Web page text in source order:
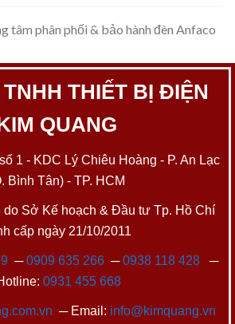
tâm phân phối & bảo hành đèn Anfaco
THIẾT BỊ ĐIỆN
QUANG
1 - KDC Lý Chiêu Hoàng - P. An Lạc
Bình Tân) - TP. HCM
do Sở Kế hoạch & Đầu tư Tp. Hồ Chí
cấp ngày 21/10/2011
─0909 635 266─0938 118 428─
0931 455 668
─ Email: info@kimquang.vn